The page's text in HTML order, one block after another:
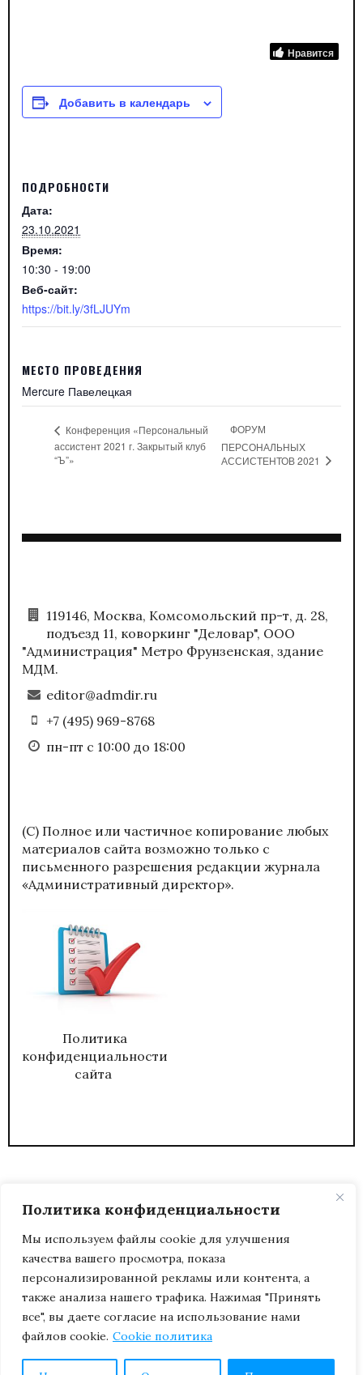
Политика конфиденциальности
Мы используем файлы cookie для улучшения
качества вашего просмотра, показа
персонализированной рекламы или контента, а
также анализа нашего трафика. Нажимая "Принять
все", вы даете согласие на использование нами
файлов cookie. Cookie политика
Нравится
Добавить в календарь
ПОДРОБНОСТИ
Дата:
23.10.2021
Время:
10:30 - 19:00
Веб-сайт:
https://bit.ly/3fLJUYm
МЕСТО ПРОВЕДЕНИЯ
Mercure Павелецкая
Конференция «Персональный
ассистент 2021 г. Закрытый клуб
“Ъ”»
ФОРУМ
ПЕРСОНАЛЬНЫХ
АССИСТЕНТОВ 2021
119146, Москва, Комсомольский пр-т, д. 28,
подъезд 11, коворкинг "Деловар", ООО
"Администрация" Метро Фрунзенская, здание
МДМ.
editor@admdir.ru
+7 (495) 969-8768
пн-пт с 10:00 до 18:00
(С) Полное или частичное копирование любых
материалов сайта возможно только с
письменного разрешения редакции журнала
«Административный директор».
Политика
конфиденциальности
сайта
ЖУРНАЛ АДМИНИСТРАТИВНЫЙ
ДИРЕКТОР.